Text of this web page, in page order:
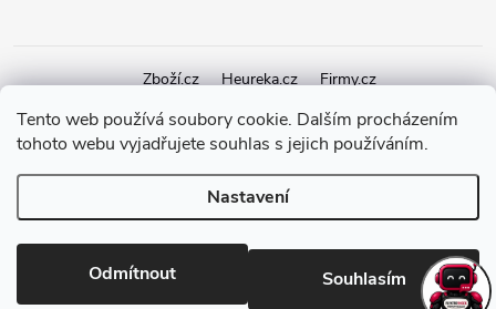
Tento web používá soubory cookie. Dalším procházením
tohoto webu vyjadřujete souhlas s jejich používáním.
Nastavení
Odmítnout Souhlasím
Zboží.cz Heureka.cz Firmy.cz
nastavení cookies